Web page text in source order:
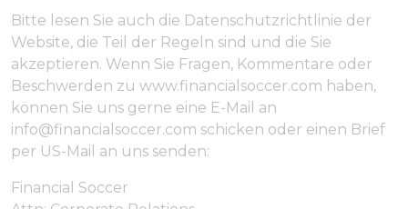
Bitte lesen Sie auch die Datenschutzrichtlinie der
Website, die Teil der Regeln sind und die Sie
akzeptieren. Wenn Sie Fragen, Kommentare oder
Beschwerden zu www.financialsoccer.com haben,
können Sie uns gerne eine E-Mail an
info@financialsoccer.com schicken oder einen Brief
per US-Mail an uns senden:
Financial Soccer